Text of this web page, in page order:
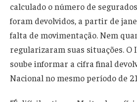
calculado o número de
foram devolvidos, a partir de
falta de movimentação. Nem
regularizaram suas situações. O
soube informar a cifra final
Nacional no mesmo período de